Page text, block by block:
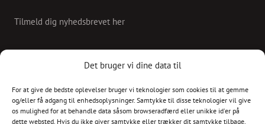
Det bruger vi dine data til
For at give de bedste oplevelser bruger vi teknologier som cookies til at gemme
og/eller få adgang til enhedsoplysninger. Samtykke til disse teknologier vil give
os mulighed for at behandle data såsom browseradfærd eller unikke id'er på
dette websted. Hvis du ikke giver samtykke eller trækker dit samtykke tilbage,
Tilmeld dig nyhedsbrevet her
Skriv til os på
info@christianshavnskvarter.dk